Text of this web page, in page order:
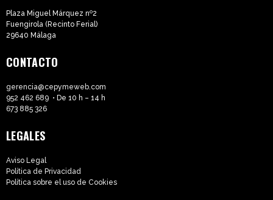
Plaza Miguel Márquez nº2
Fuengirola (Recinto Ferial)
29640 Málaga
CONTACTO
gerencia@cepymeweb.com
952 462 689 • De 10 h – 14 h
673 885 326
LEGALES
Aviso Legal
Política de Privacidad
Política sobre el uso de Cookies